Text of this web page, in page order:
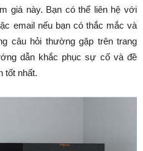
giá này. Bạn có thể liên hệ với
email nếu bạn có thắc mắc và
câu hỏi thường gặp trên trang
dẫn khắc phục sự cố và đề
tốt nhất.